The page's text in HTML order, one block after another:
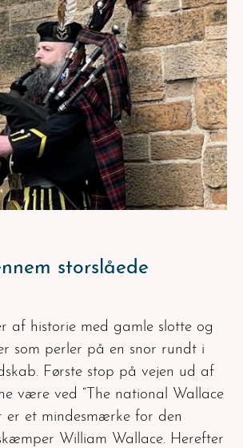
storslåede
af historie med gamle slotte og
som perler på en snor rundt i
Første stop på vejen ud af
være ved “The national Wallace
er et mindesmærke for den
William Wallace. Herefter